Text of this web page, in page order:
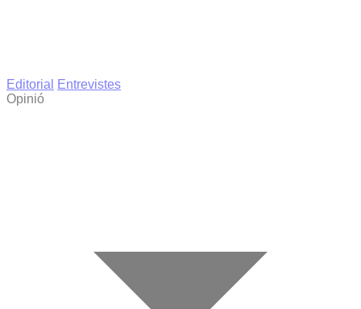
Editorial
Entrevistes
Opinió